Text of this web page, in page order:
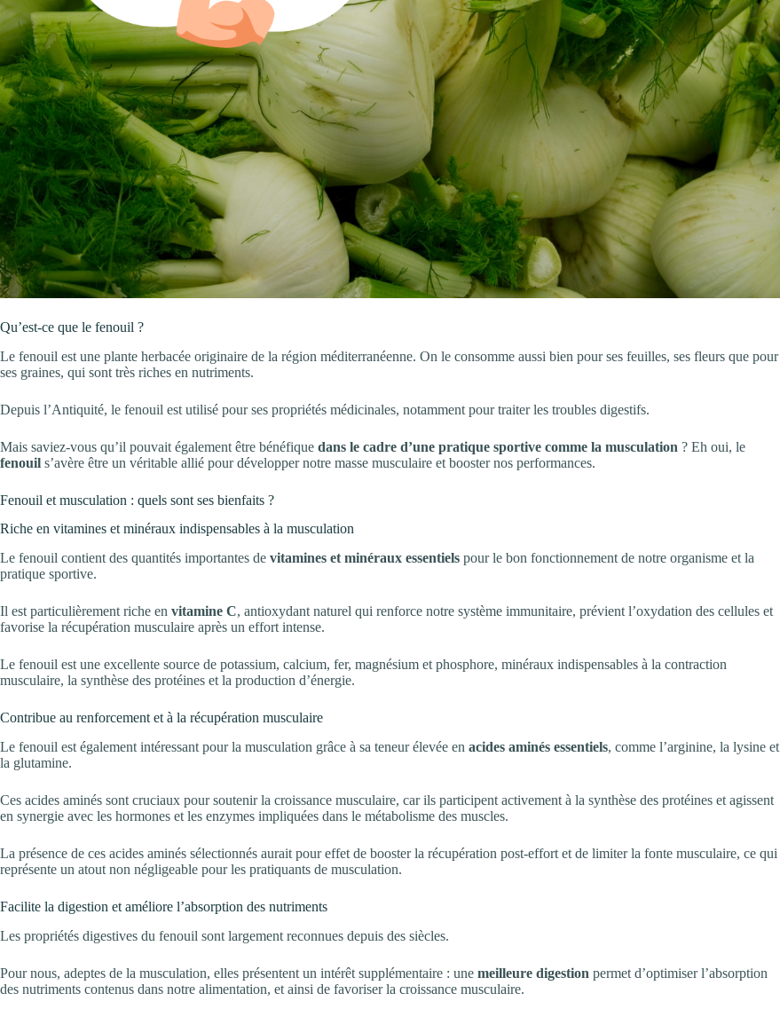
Qu’est-ce que le fenouil ?
Le fenouil est une plante herbacée originaire de la région méditerranéenne. On le consomme aussi bien pour ses feuilles, ses fleurs que pour
ses graines, qui sont très riches en nutriments.
Depuis l’Antiquité, le fenouil est utilisé pour ses propriétés médicinales, notamment pour traiter les troubles digestifs.
Mais saviez-vous qu’il pouvait également être bénéfique dans le cadre d’une pratique sportive comme la musculation ? Eh oui, le
fenouil s’avère être un véritable allié pour développer notre masse musculaire et booster nos performances.
Fenouil et musculation : quels sont ses bienfaits ?
Riche en vitamines et minéraux indispensables à la musculation
Le fenouil contient des quantités importantes de vitamines et minéraux essentiels pour le bon fonctionnement de notre organisme et la
pratique sportive.
Il est particulièrement riche en vitamine C, antioxydant naturel qui renforce notre système immunitaire, prévient l’oxydation des cellules et
favorise la récupération musculaire après un effort intense.
Le fenouil est une excellente source de potassium, calcium, fer, magnésium et phosphore, minéraux indispensables à la contraction
musculaire, la synthèse des protéines et la production d’énergie.
Contribue au renforcement et à la récupération musculaire
Le fenouil est également intéressant pour la musculation grâce à sa teneur élevée en acides aminés essentiels, comme l’arginine, la lysine et
la glutamine.
Ces acides aminés sont cruciaux pour soutenir la croissance musculaire, car ils participent activement à la synthèse des protéines et agissent
en synergie avec les hormones et les enzymes impliquées dans le métabolisme des muscles.
La présence de ces acides aminés sélectionnés aurait pour effet de booster la récupération post-effort et de limiter la fonte musculaire, ce qui
représente un atout non négligeable pour les pratiquants de musculation.
Facilite la digestion et améliore l’absorption des nutriments
Les propriétés digestives du fenouil sont largement reconnues depuis des siècles.
Pour nous, adeptes de la musculation, elles présentent un intérêt supplémentaire : une meilleure digestion permet d’optimiser l’absorption
des nutriments contenus dans notre alimentation, et ainsi de favoriser la croissance musculaire.